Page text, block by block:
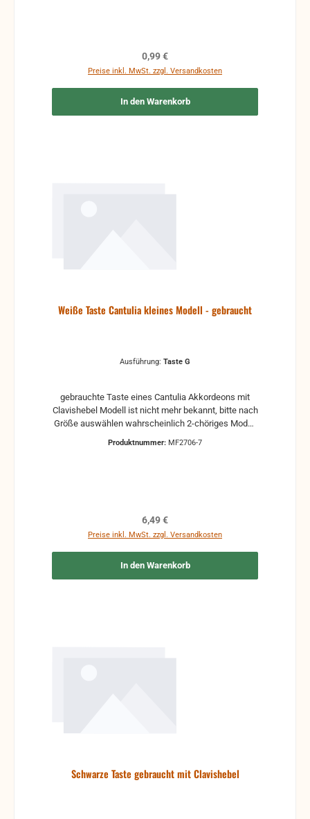
Regulärer Preis:
0,99 €
Preise inkl. MwSt. zzgl. Versandkosten
In den Warenkorb
Weiße Taste Cantulia kleines Modell - gebraucht
Ausführung: Taste G
gebrauchte Taste eines Cantulia Akkordeons mit
Clavishebel Modell ist nicht mehr bekannt, bitte nach
Größe auswählen wahrscheinlich 2-chöriges Modell
Produktnummer: MF2706-7
Regulärer Preis:
6,49 €
Preise inkl. MwSt. zzgl. Versandkosten
In den Warenkorb
Schwarze Taste gebraucht mit Clavishebel